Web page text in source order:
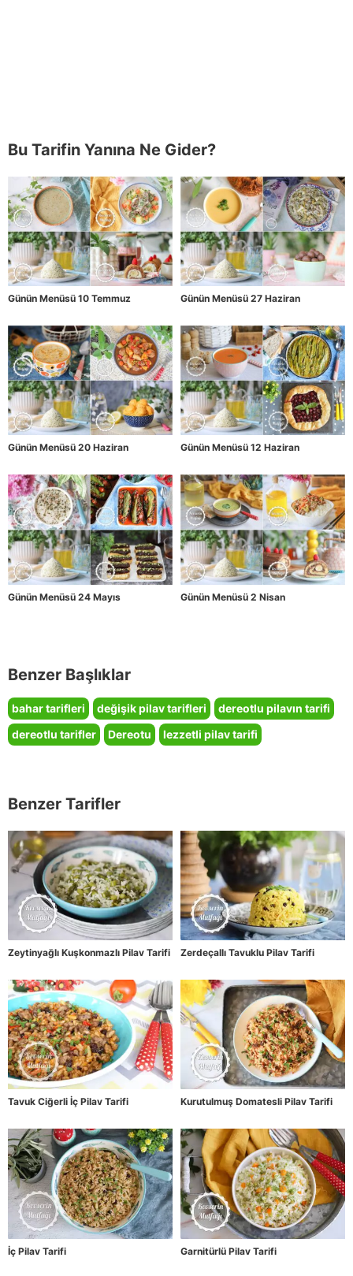
Bu Tarifin Yanına Ne Gider?
Günün Menüsü 10 Temmuz Günün Menüsü 27 Haziran
Günün Menüsü 20 Haziran Günün Menüsü 12 Haziran
Günün Menüsü 24 Mayıs Günün Menüsü 2 Nisan
Benzer Başlıklar
bahar tarifleri değişik pilav tarifleri
dereotlu pilavın tarifi
dereotlu tarifler
Dereotu lezzetli pilav tarifi
Benzer Tarifler
Zeytinyağlı Kuşkonmazlı Pilav Tarifi Zerdeçallı Tavuklu Pilav Tarifi
Tavuk Ciğerli İç Pilav Tarifi Kurutulmuş Domatesli Pilav Tarifi
İç Pilav Tarifi Garnitürlü Pilav Tarifi